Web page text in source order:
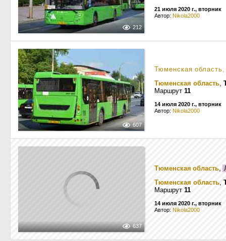
212
21 июля 2020 г., вторник
Автор: Nikola2000
607
Тюменская область,
Тюменская область,
Маршрут 11
14 июля 2020 г., вторник
Автор: Nikola2000
637
Тюменская область,
Тюменская область,
Маршрут 11
14 июля 2020 г., вторник
Автор: Nikola2000